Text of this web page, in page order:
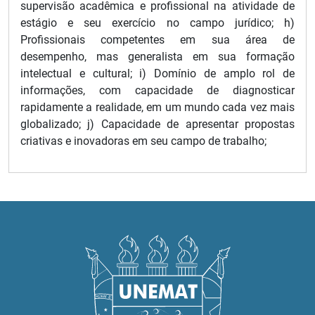
supervisão acadêmica e profissional na atividade de
estágio e seu exercício no campo jurídico; h)
Profissionais competentes em sua área de
desempenho, mas generalista em sua formação
intelectual e cultural; i) Domínio de amplo rol de
informações, com capacidade de diagnosticar
rapidamente a realidade, em um mundo cada vez mais
globalizado; j) Capacidade de apresentar propostas
criativas e inovadoras em seu campo de trabalho;